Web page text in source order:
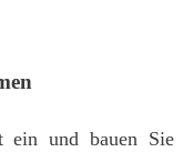
ein und bauen Sie